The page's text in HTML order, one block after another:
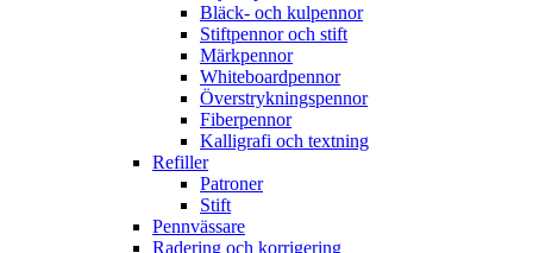
Bläck- och kulpennor
Stiftpennor och stift
Märkpennor
Whiteboardpennor
Överstrykningspennor
Fiberpennor
Kalligrafi och textning
Refiller
Patroner
Stift
Pennvässare
Radering och korrigering